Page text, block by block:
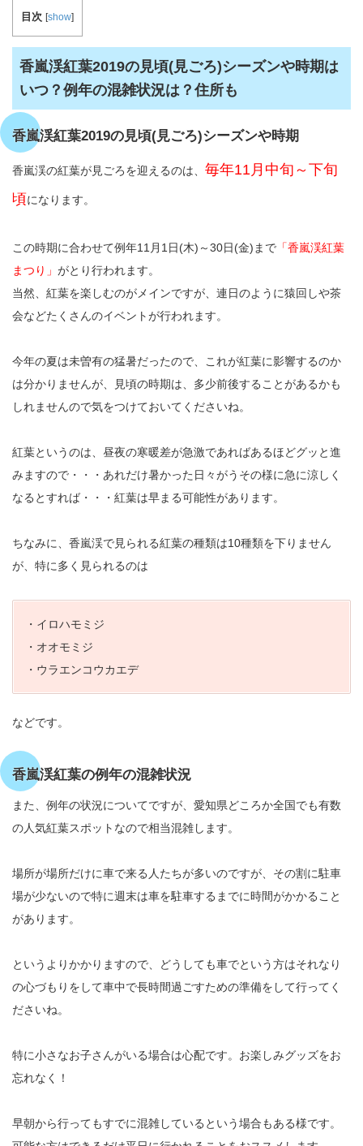
目次 [show]
香嵐渓紅葉2019の見頃(見ごろ)シーズンや時期は
いつ？例年の混雑状況は？住所も
香嵐渓紅葉2019の見頃(見ごろ)シーズンや時期
香嵐渓の紅葉が見ごろを迎えるのは、 毎年11月中旬～下旬
頃になります。
この時期に合わせて例年11月1日(木)～30日(金)まで 「香嵐渓紅葉
まつり」 がとり行われます。
当然、紅葉を楽しむのがメインですが、連日のように猿回しや茶
会などたくさんのイベントが行われます。
今年の夏は未曽有の猛暑だったので、これが紅葉に影響するのか
は分かりませんが、見頃の時期は、多少前後することがあるかも
しれませんので気をつけておいてくださいね。
紅葉というのは、昼夜の寒暖差が急激であればあるほどグッと進
みますので・・・あれだけ暑かった日々がうその様に急に涼しく
なるとすれば・・・紅葉は早まる可能性があります。
ちなみに、香嵐渓で見られる紅葉の種類は10種類を下りません
が、特に多く見られるのは
・イロハモミジ
・オオモミジ
・ウラエンコウカエデ
などです。
香嵐渓紅葉の例年の混雑状況
また、例年の状況についてですが、愛知県どころか全国でも有数
の人気紅葉スポットなので相当混雑します。
場所が場所だけに車で来る人たちが多いのですが、その割に駐車
場が少ないので特に週末は車を駐車するまでに時間がかかること
があります。
というよりかかりますので、どうしても車でという方はそれなり
の心づもりをして車中で長時間過ごすための準備をして行ってく
ださいね。
特に小さなお子さんがいる場合は心配です。お楽しみグッズをお
忘れなく！
早朝から行ってもすでに混雑しているという場合もある様です。